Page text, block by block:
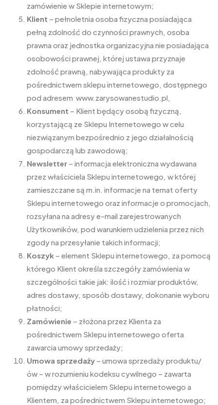
zamówienie w Sklepie internetowym;
Klient – pełnoletnia osoba fizyczna posiadająca
pełną zdolność do czynności prawnych, osoba
prawna oraz jednostka organizacyjna nie posiadająca
osobowości prawnej, której ustawa przyznaje
zdolność prawną, nabywająca produkty za
pośrednictwem sklepu internetowego, dostępnego
pod adresem www.zarysowanestudio.pl,
Konsument – Klient będący osobą fizyczną,
korzystającą ze Sklepu Internetowego w celu
niezwiązanym bezpośrednio z jego działalnością
gospodarczą lub zawodową;
Newsletter – informacja elektroniczna wydawana
przez właściciela Sklepu internetowego, w której
zamieszczane są m.in. informacje na temat oferty
Sklepu internetowego oraz informacje o promocjach,
rozsyłana na adresy e-mail zarejestrowanych
Użytkowników, pod warunkiem udzielenia przez nich
zgody na przesyłanie takich informacji;
Koszyk – element Sklepu internetowego, za pomocą
którego Klient określa szczegóły zamówienia w
szczególności takie jak: ilość i rozmiar produktów,
adres dostawy, sposób dostawy, dokonanie wyboru
płatności;
Zamówienie – złożona przez Klienta za
pośrednictwem Sklepu internetowego oferta
zawarcia umowy sprzedaży;
Umowa sprzedaży – umowa sprzedaży produktu/
ów – w rozumieniu kodeksu cywilnego – zawarta
pomiędzy właścicielem Sklepu internetowego a
Klientem, za pośrednictwem Sklepu internetowego;